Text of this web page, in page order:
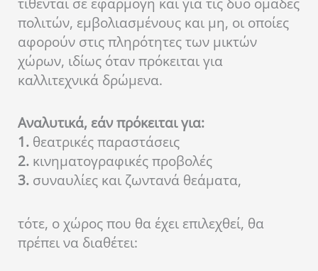
πολιτών, εμβολιασμένους και μη, οι οποίες
αφορούν στις πληρότητες των μικτών
χώρων, ιδίως όταν πρόκειται για
καλλιτεχνικά δρώμενα.
Αναλυτικά, εάν πρόκειται για:
1. θεατρικές παραστάσεις
2. κινηματογραφικές προβολές
3. συναυλίες και ζωντανά θεάματα,
τότε, ο χώρος που θα έχει επιλεχθεί, θα
πρέπει να διαθέτει: